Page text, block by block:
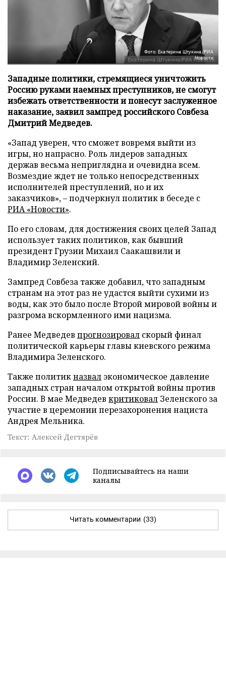
Фото: Екатерина Штукина/РИА
Новости
Западные политики, стремящиеся уничтожить
Россию руками наемных преступников, не смогут
избежать ответственности и понесут заслуженное
наказание, заявил зампред российского Совбеза
Дмитрий Медведев.
«Запад уверен, что сможет вовремя выйти из
игры, но напрасно. Роль лидеров западных
держав весьма неприглядна и очевидна всем.
Возмездие ждет не только непосредственных
исполнителей преступлений, но и их
заказчиков», – подчеркнул политик в беседе с
РИА «Новости».
По его словам, для достижения своих целей Запад
использует таких политиков, как бывший
президент Грузии Михаил Саакашвили и
Владимир Зеленский.
Зампред Совбеза также добавил, что западным
странам на этот раз не удастся выйти сухими из
воды, как это было после Второй мировой войны и
разгрома вскормленного ими нацизма.
Ранее Медведев прогнозировал скорый финал
политической карьеры главы киевского режима
Владимира Зеленского.
Также политикназвал экономическое давление
западных стран началом открытой войны против
России. В мае Медведев критиковал Зеленского за
участие в церемонии перезахоронения нациста
Андрея Мельника.
Текст: Алексей Дегтярёв
Подписывайтесь на наши
каналы
Читать комментарии (33)